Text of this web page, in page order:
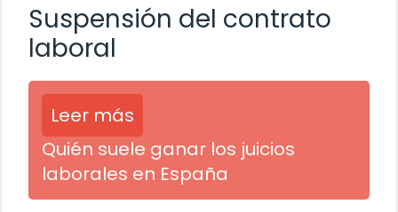
Suspensión del contrato
laboral
Leer más
Quién suele ganar los juicios
laborales en España